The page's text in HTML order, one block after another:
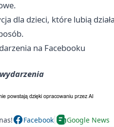
dla dzieci, które lubią
na Facebooku
Facebook Google News